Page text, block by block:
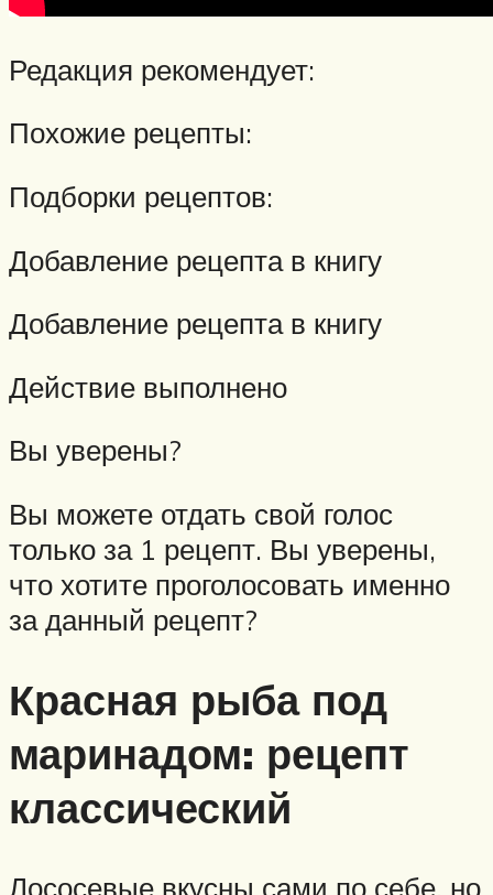
Редакция рекомендует:
Похожие рецепты:
Подборки рецептов:
Добавление рецепта в книгу
Добавление рецепта в книгу
Действие выполнено
Вы уверены?
Вы можете отдать свой голос
только за 1 рецепт. Вы уверены,
что хотите проголосовать именно
за данный рецепт?
Красная рыба под
маринадом: рецепт
классический
Лососевые вкусны сами по себе, но